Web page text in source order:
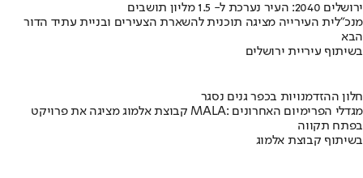
ירושלים 2040: העיר נערכת ל- 1.5 מליון תושבים
מנכ"לית העירייה מציגה תוכנית להשארת הצעירים ובניית עתיד הדור
הבא
בשיתוף עיריית ירושלים
חלון ההזדמנויות בכפר גנים נסגר
קבוצת אלמוג מציגה את פרויקט MALA: מגדלי הפרימיום האחרונים
בפתח תקווה
בשיתוף קבוצת אלמוג